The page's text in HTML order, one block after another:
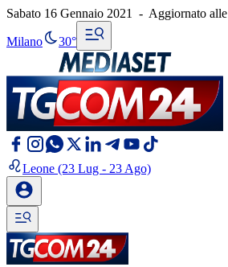
Sabato 16 Gennaio 2021 - Aggiornato alle
Milano 30°
Leone (23 Lug - 23 Ago)